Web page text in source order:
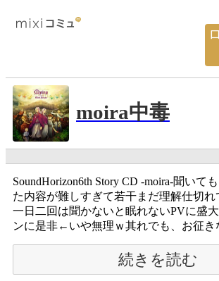
moira中毒
SoundHorizon6th Story CD -moira-聞いて
た内容が難しすぎて若干まだ理解仕切れ
一日二回は聞かないと眠れないPVに盛
ンに是非←いや無理ｗ其れでも、お征き
続きを読む